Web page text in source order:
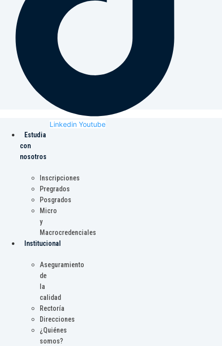
Linkedin Youtube
Estudia
con
nosotros
Inscripciones
Pregrados
Posgrados
Micro
y
Macrocredenciales
Institucional
Aseguramiento
de
la
calidad
Rectoría
Direcciones
¿Quiénes
somos?